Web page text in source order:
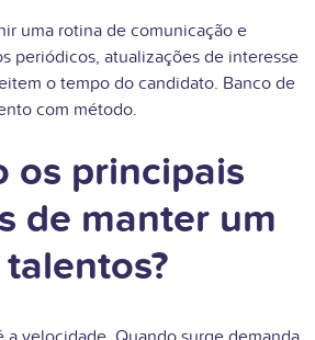
uma rotina de comunicação e
periódicos, atualizações de interesse
o tempo do candidato. Banco de
com método.
os principais
de manter um